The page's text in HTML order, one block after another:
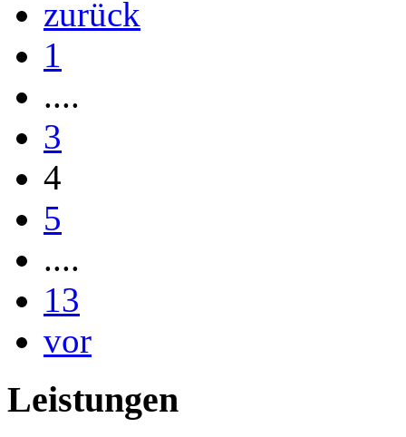
zurück
1
....
3
4
5
....
13
vor
Leistungen